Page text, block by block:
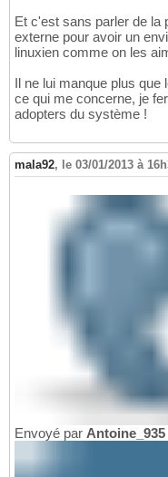
Et c'est sans parler de la
externe pour avoir un
linuxien comme on les
Il ne lui manque plus que
ce qui me concerne, je
adopters du système !
mala92, le 03/01/2013 à
Envoyé par Antoine_935